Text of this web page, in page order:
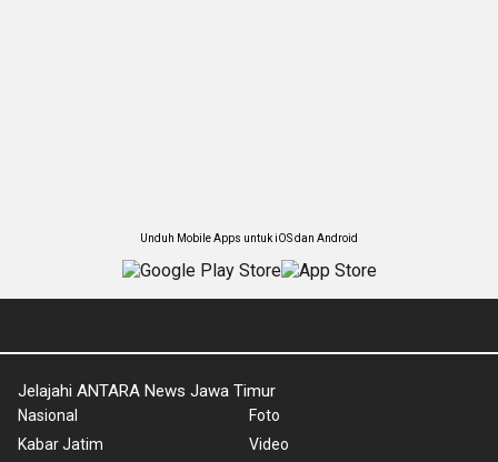
Unduh Mobile Apps untuk iOS dan Android
Jelajahi ANTARA News Jawa Timur
Nasional
Kabar Jatim
Foto
Video